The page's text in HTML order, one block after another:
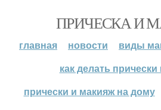
ПРИЧЕСКА И
главная новости
виды
как делать
прически и макияж на дому